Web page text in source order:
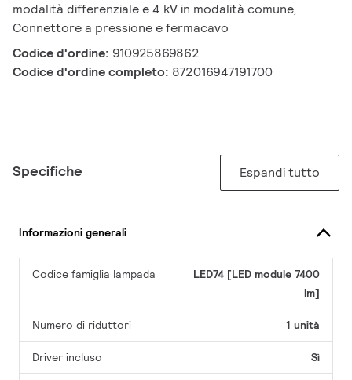
modalità differenziale e 4 kV in modalità comune,
Connettore a pressione e fermacavo
Codice d'ordine: 910925869862
Codice d'ordine completo: 872016947191700
Specifiche Espandi tutto
Informazioni generali
Codice famiglia lampada
LED74 [LED module 7400
lm]
Numero di riduttori 1 unità
Driver incluso Sì